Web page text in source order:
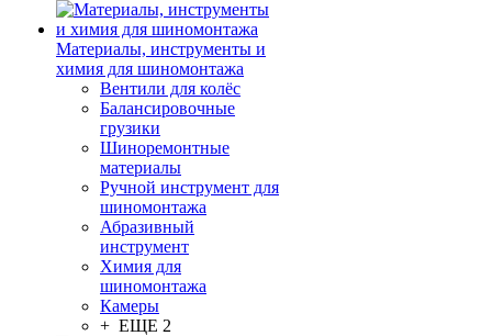
Материалы, инструменты и
химия для шиномонтажа
Вентили для колёс
Балансировочные
грузики
Шиноремонтные
материалы
Ручной инструмент для
шиномонтажа
Абразивный
инструмент
Химия для
шиномонтажа
Камеры
+ ЕЩЕ 2